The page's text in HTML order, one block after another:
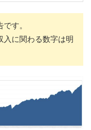
す。
入に関わる数字は明